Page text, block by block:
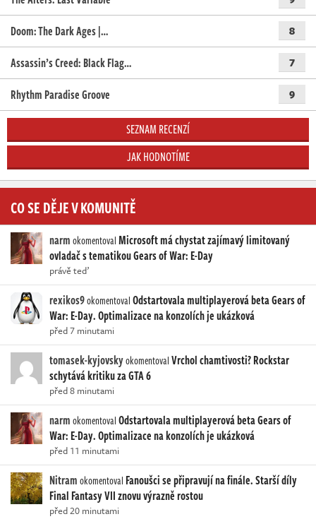
Doom: The Dark Ages |… 8
Assassin’s Creed: Black Flag… 7
Rhythm Paradise Groove 9
SEZNAM RECENZÍ
JAK HODNOTÍME
CO SE DĚJE V KOMUNITĚ
narmokomentovalMicrosoft má chystat zajímavý limitovaný
ovladač s tematikou Gears of War: E-Day
právě teď
rexikos9okomentovalOdstartovala multiplayerová beta Gears of
War: E-Day. Optimalizace na konzolích je ukázková
před 7 minutami
tomasek-kyjovskyokomentovalVrchol chamtivosti? Rockstar
schytává kritiku za GTA 6
před 8 minutami
narmokomentovalOdstartovala multiplayerová beta Gears of
War: E-Day. Optimalizace na konzolích je ukázková
před 11 minutami
Nitramokomentoval Fanoušci se připravují na finále. Starší díly
Final Fantasy VII znovu výrazně rostou
před 20 minutami